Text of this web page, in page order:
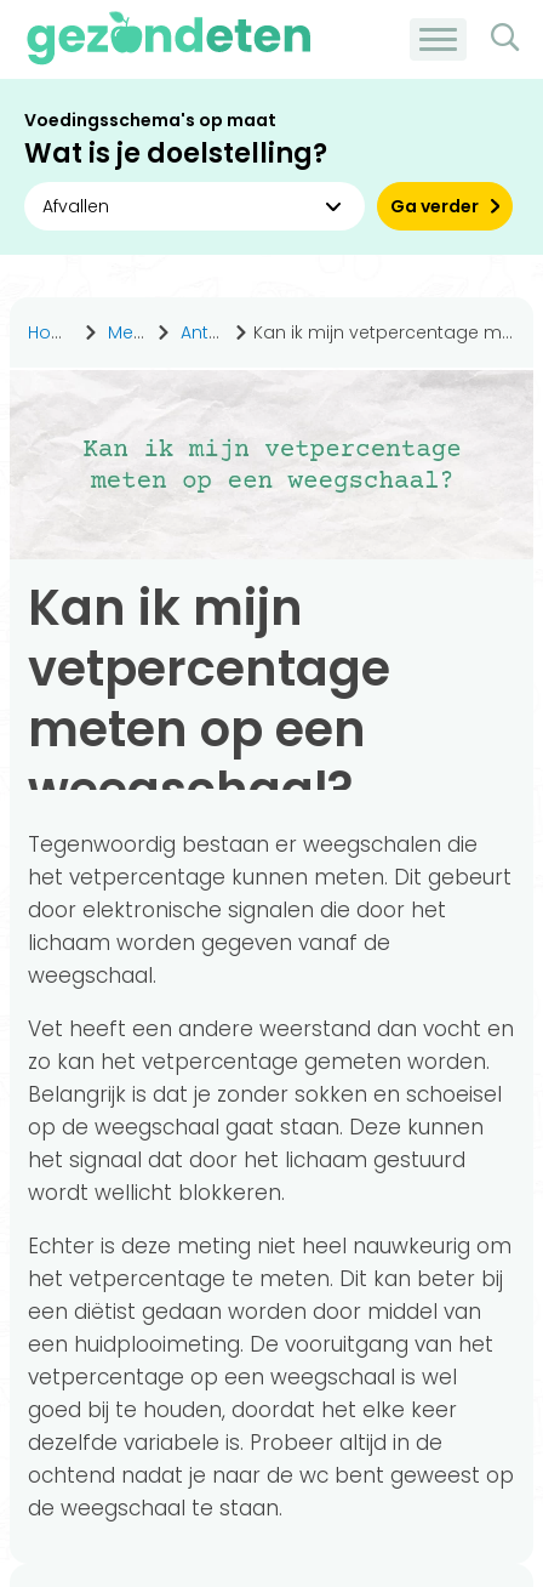
Voedingsschema's op maat
Wat is je doelstelling?
Ga verder
Home Medisch Antwoorden Kan ik mijn vetpercentage meten op een weegschaal?
Kan ik mijn
vetpercentage
meten op een
weegschaal?
Tegenwoordig bestaan er weegschalen die
het vetpercentage kunnen meten. Dit gebeurt
door elektronische signalen die door het
lichaam worden gegeven vanaf de
weegschaal.
Vet heeft een andere weerstand dan vocht en
zo kan het vetpercentage gemeten worden.
Belangrijk is dat je zonder sokken en schoeisel
op de weegschaal gaat staan. Deze kunnen
het signaal dat door het lichaam gestuurd
wordt wellicht blokkeren.
Echter is deze meting niet heel nauwkeurig om
het vetpercentage te meten. Dit kan beter bij
een diëtist gedaan worden door middel van
een huidplooimeting. De vooruitgang van het
vetpercentage op een weegschaal is wel
goed bij te houden, doordat het elke keer
dezelfde variabele is. Probeer altijd in de
ochtend nadat je naar de wc bent geweest op
de weegschaal te staan.